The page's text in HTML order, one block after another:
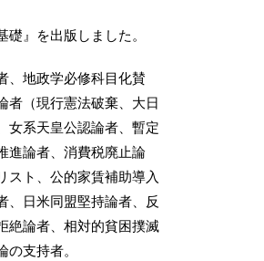
礎』を出版しました。
、地政学必修科目化賛
者（現行憲法破棄、大日
女系天皇公認論者、暫定
進論者、消費税廃止論
スト、公的家賃補助導入
、日米同盟堅持論者、反
絶論者、相対的貧困撲滅
支持者。